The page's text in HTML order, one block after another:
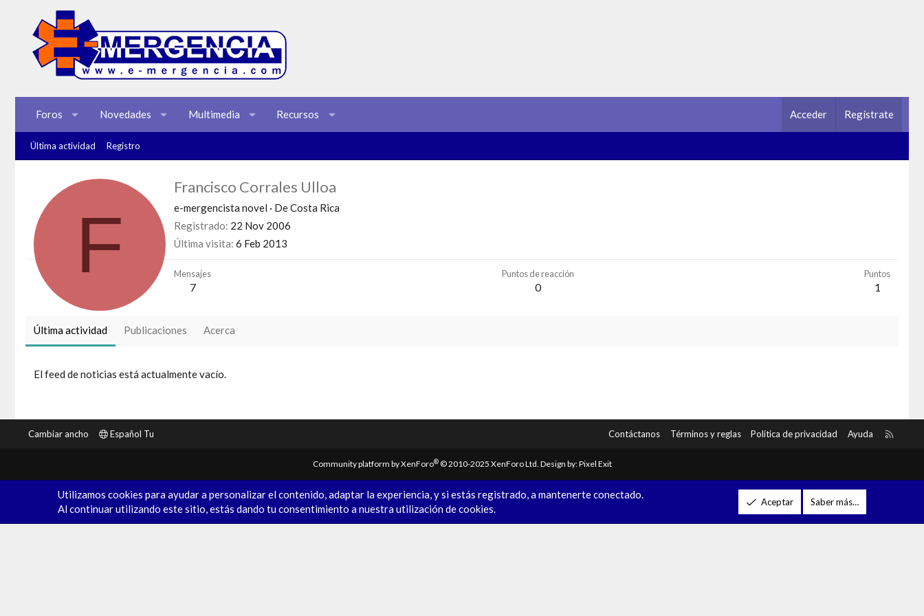
Foros Novedades Multimedia Recursos Acceder Regístrate
Última actividad Registro
F
Francisco Corrales Ulloa
e-mergencista novel · DeCosta Rica
Registrado 22 Nov 2006
Última visita 6 Feb 2013
Mensajes
7
Puntos de reacción
0
Puntos
1
Última actividad Publicaciones Acerca
El feed de noticias está actualmente vacío.
Cambiar ancho Español Tu Contáctanos Términos y reglas Política de privacidad Ayuda
Community platform by XenForo® © 2010-2025 XenForo Ltd. Design by:Pixel Exit
Utilizamos cookies para ayudar a personalizar el contenido, adaptar la experiencia, y si estás registrado, a mantenerte conectado.
Al continuar utilizando este sitio, estás dando tu consentimiento a nuestra utilización de cookies.
Aceptar Saber más…